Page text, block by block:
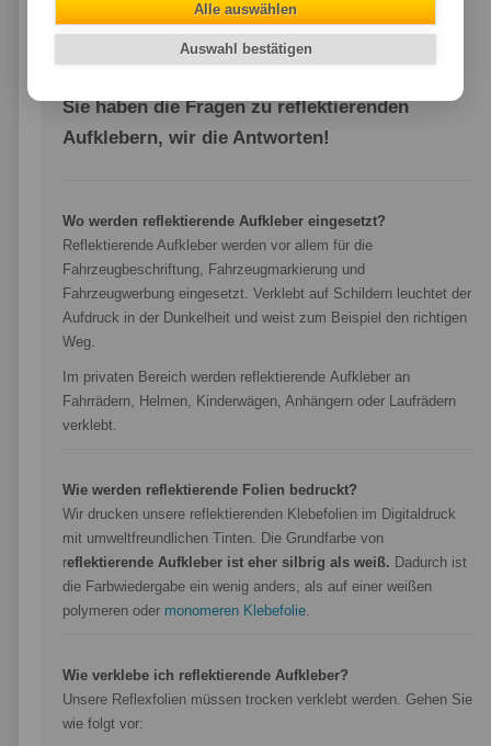
Häufige Fragen
Sie haben die Fragen zu reflektierenden
Aufklebern, wir die Antworten!
Wo werden reflektierende Aufkleber eingesetzt?
Reflektierende Aufkleber werden vor allem für die
Fahrzeugbeschriftung, Fahrzeugmarkierung und
Fahrzeugwerbung eingesetzt. Verklebt auf Schildern leuchtet der
Aufdruck in der Dunkelheit und weist zum Beispiel den richtigen
Weg.
Im privaten Bereich werden reflektierende Aufkleber an
Fahrrädern, Helmen, Kinderwägen, Anhängern oder Laufrädern
verklebt.
Wie werden reflektierende Folien bedruckt?
Wir drucken unsere reflektierenden Klebefolien im Digitaldruck
mit umweltfreundlichen Tinten. Die Grundfarbe von
reflektierende Aufkleber ist eher silbrig als weiß. Dadurch ist
die Farbwiedergabe ein wenig anders, als auf einer weißen
polymeren oder monomeren Klebefolie
Wie verklebe ich reflektierende Aufkleber?
Unsere Reflexfolien müssen trocken verklebt werden. Gehen Sie
wie folgt vor:
Alle auswählen
Auswahl bestätigen